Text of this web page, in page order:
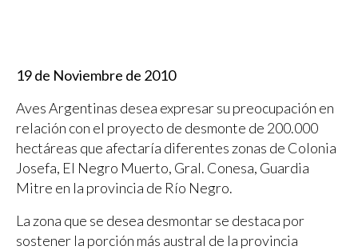
19 de Noviembre de 2010
Aves Argentinas desea expresar su preocupación en
relación con el proyecto de desmonte de 200.000
hectáreas que afectaría diferentes zonas de Colonia
Josefa, El Negro Muerto, Gral. Conesa, Guardia
Mitre en la provincia de Río Negro.
La zona que se desea desmontar se destaca por
sostener la porción más austral de la provincia